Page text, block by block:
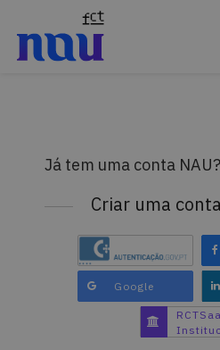
Já tem uma conta NAU?
Criar uma
Google
conta
utilizando
Google.